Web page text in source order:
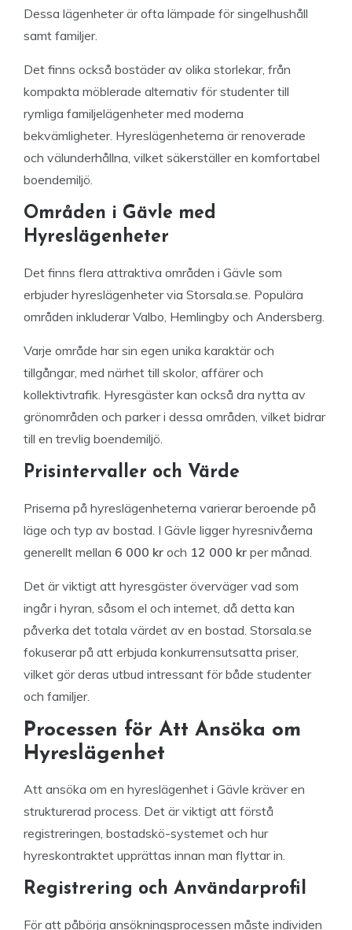
Dessa lägenheter är ofta lämpade för singelhushåll
samt familjer.
Det finns också bostäder av olika storlekar, från
kompakta möblerade alternativ för studenter till
rymliga familjelägenheter med moderna
bekvämligheter. Hyreslägenheterna är renoverade
och välunderhållna, vilket säkerställer en komfortabel
boendemiljö.
Områden i Gävle med
Hyreslägenheter
Det finns flera attraktiva områden i Gävle som
erbjuder hyreslägenheter via Storsala.se. Populära
områden inkluderar Valbo, Hemlingby och Andersberg.
Varje område har sin egen unika karaktär och
tillgångar, med närhet till skolor, affärer och
kollektivtrafik. Hyresgäster kan också dra nytta av
grönområden och parker i dessa områden, vilket bidrar
till en trevlig boendemiljö.
Prisintervaller och Värde
Priserna på hyreslägenheterna varierar beroende på
läge och typ av bostad. I Gävle ligger hyresnivåerna
generellt mellan 6 000 kr och 12 000 kr per månad.
Det är viktigt att hyresgäster överväger vad som
ingår i hyran, såsom el och internet, då detta kan
påverka det totala värdet av en bostad. Storsala.se
fokuserar på att erbjuda konkurrensutsatta priser,
vilket gör deras utbud intressant för både studenter
och familjer.
Processen för Att Ansöka om
Hyreslägenhet
Att ansöka om en hyreslägenhet i Gävle kräver en
strukturerad process. Det är viktigt att förstå
registreringen, bostadskö-systemet och hur
hyreskontraktet upprättas innan man flyttar in.
Registrering och Användarprofil
För att påbörja ansökningsprocessen måste individen